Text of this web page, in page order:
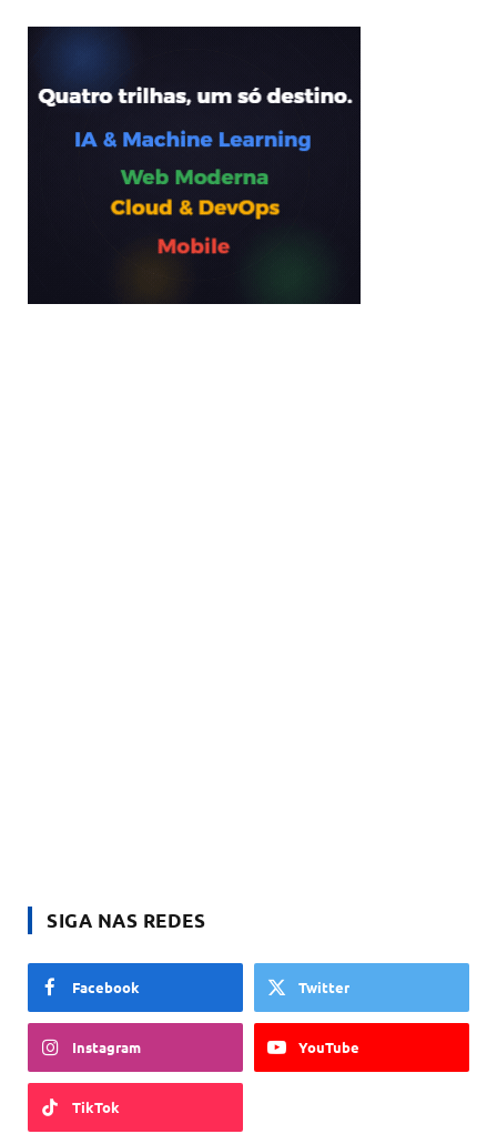
SIGA NAS REDES
Facebook Twitter
Instagram YouTube
TikTok